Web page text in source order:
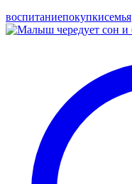
воспитаниепокупкисемья